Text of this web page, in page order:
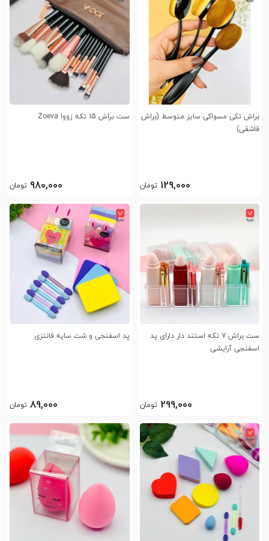
براش تکی مسواکی سایز متوسط (براش
قاشقی)
129,000 تومان
ست براش 15 تکه زووا Zoeva
980,000 تومان
ست براش 7 تکه استند دار دارای پد
اسفنجی آرایشی
299,000 تومان
پد اسفنجی و شت سایه فانتزی
89,000 تومان